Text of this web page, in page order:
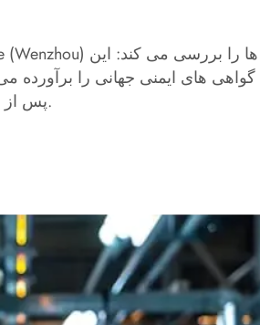
های ایمنی جهانی را
پس از فروش قوی از آن نسخه پشتیبان تهیه می کنیم - بنابراین خرید شما از ابتدا تا انتها بدون مشکل پیش می رود.